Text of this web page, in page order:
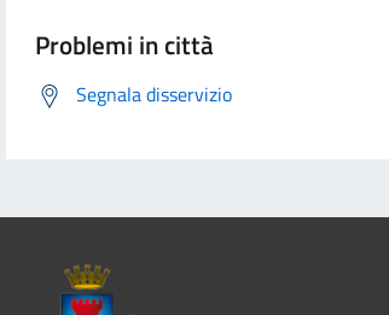
Problemi in città
Segnala disservizio